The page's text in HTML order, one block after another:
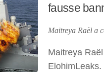
fausse
Maitreya Raël a
Maitreya
ElohimLeaks.